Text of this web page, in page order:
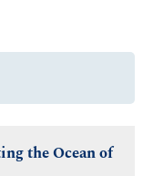
the Ocean of